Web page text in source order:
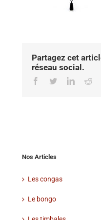
Partagez cet
réseau social.
Facebook
TwitterLinkedin
Nos Articles
Les congas
Le bongo